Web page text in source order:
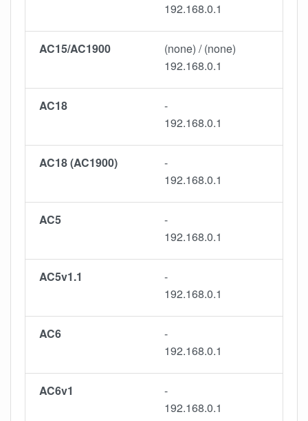
192.168.0.1
AC15/AC1900
(none) / (none)
192.168.0.1
AC18
-
192.168.0.1
AC18 (AC1900)
-
192.168.0.1
AC5
-
192.168.0.1
AC5v1.1
-
192.168.0.1
AC6
-
192.168.0.1
AC6v1
-
192.168.0.1